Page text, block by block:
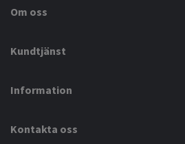
Om oss
Kundtjänst
Information
Kontakta oss